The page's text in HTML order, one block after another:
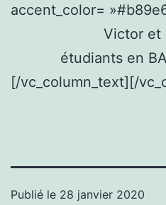
accent_color=
Victor et
étudiants en
[/vc_column_text][/
Publié le 28 janvier 2020